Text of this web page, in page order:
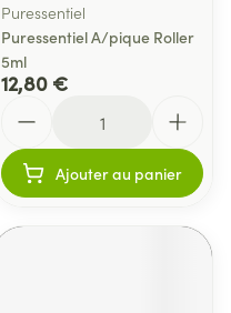
Puressentiel
Puressentiel A/pique Roller
5ml
12,80 €
Ajouter au panier